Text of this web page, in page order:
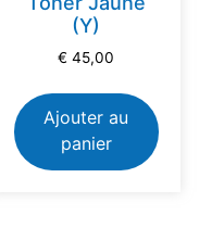
(Y)
€ 45,00
Ajouter au
panier